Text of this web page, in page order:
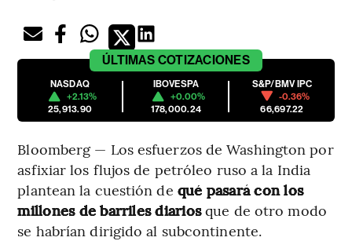
ÚLTIMAS COTIZACIONES
NASDAQ
+2.13%
25,913.90
IBOVESPA
+0.00%
178,000.24
S&P/BMV IPC
-0.36%
66,697.22
Bloomberg — Los esfuerzos de Washington por
asfixiar los flujos de petróleo ruso a la India
plantean la cuestión de qué pasará con los
millones de barriles diariosque de otro modo
se habrían dirigido al subcontinente.